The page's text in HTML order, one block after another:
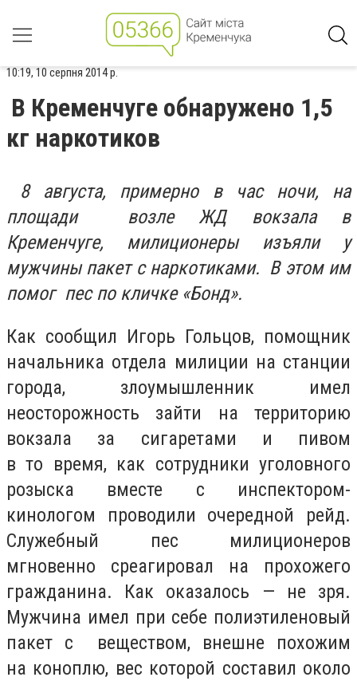
10:19, 10 серпня 2014 р.
В Кременчуге обнаружено 1,5
кг наркотиков
8 августа, примерно в час ночи, на
площади возле ЖД вокзала в
Кременчуге, милиционеры изъяли у
мужчины пакет с наркотиками. В этом им
помог пес по кличке «Бонд».
Как сообщил Игорь Гольцов, помощник
начальника отдела милиции на станции
города, злоумышленник имел
неосторожность зайти на территорию
вокзала за сигаретами и пивом
в то время, как сотрудники уголовного
розыска вместе с инспектором-
кинологом проводили очередной рейд.
Служебный пес милиционеров
мгновенно среагировал на прохожего
гражданина. Как оказалось — не зря.
Мужчина имел при себе полиэтиленовый
пакет с веществом, внешне похожим
на коноплю, вес которой составил около